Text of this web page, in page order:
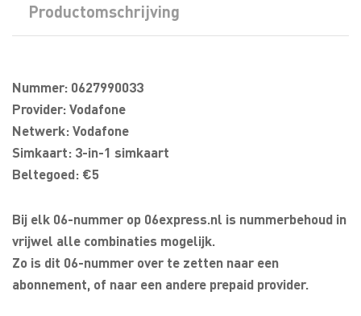
Productomschrijving
Nummer: 0627990033
Provider: Vodafone
Netwerk: Vodafone
Simkaart: 3-in-1 simkaart
Beltegoed: €5
Bij elk 06-nummer op 06express.nl is nummerbehoud in
vrijwel alle combinaties mogelijk.
Zo is dit 06-nummer over te zetten naar een
abonnement, of naar een andere prepaid provider.